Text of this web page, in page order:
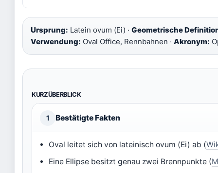
Ursprung: Latein ovum (Ei) · Geometrische
Verwendung: Oval Office, Rennbahnen · Akronym:
KURZÜBERBLICK
1 Bestätigte Fakten
Oval leitet sich von lateinisch ovum (Ei) ab (
Eine Ellipse besitzt genau zwei Brennpunkte (